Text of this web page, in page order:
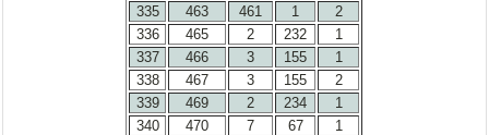
335
463 461 1
2
336
465 2 232
1
337
466 3 155
1
338
467 3 155
2
339
469 2 234
1
340
470 7 67
1